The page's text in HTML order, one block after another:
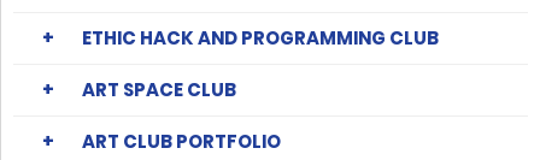
ETHIC HACK AND PROGRAMMING CLUB
ART SPACE CLUB
ART CLUB PORTFOLIO